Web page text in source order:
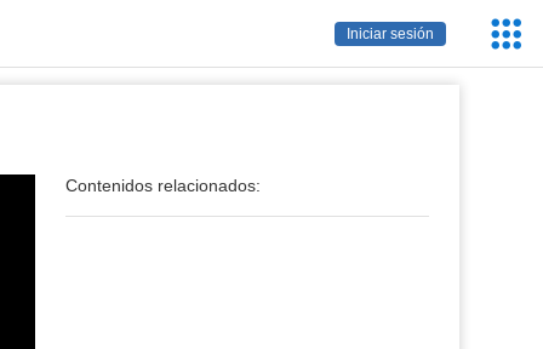
Iniciar sesión
Contenidos relacionados: